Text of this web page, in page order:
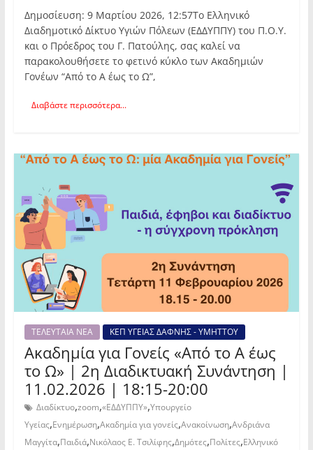
Δημοσίευση: 9 Μαρτίου 2026, 12:57Το Ελληνικό
Διαδημοτικό Δίκτυο Υγιών Πόλεων (ΕΔΔΥΠΠΥ) του Π.Ο.Υ.
και ο Πρόεδρος του Γ. Πατούλης, σας καλεί να
παρακολουθήσετε το φετινό κύκλο των Ακαδημιών
Γονέων “Από το Α έως το Ω”,
Διαβάστε περισσότερα...
ΤΕΛΕΥΤΑΙΑ ΝΕΑ ΚΕΠ ΥΓΕΙΑΣ ΔΑΦΝΗΣ - ΥΜΗΤΤΟΥ
Ακαδημία για Γονείς «Από το Α έως
το Ω» | 2η Διαδικτυακή Συνάντηση |
11.02.2026 | 18:15-20:00
Διαδίκτυο,zoom,«ΕΔΔΥΠΠΥ»,Υπουργείο
Υγείας,Ενημέρωση,Ακαδημία για γονείς,Ανακοίνωση,Ανδριάνα
Μαγγίτα,Παιδιά,Νικόλαος Ε. Τσιλίφης,Δημότες,Πολίτες,Ελληνικό